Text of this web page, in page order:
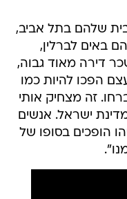
שלהם בתל אביב,
באים לברלין,
דירה מאוד גבוה,
הפכו להיות כמו
זה מצחיק אותי
ישראל. אנשים
הופכים בסופו של